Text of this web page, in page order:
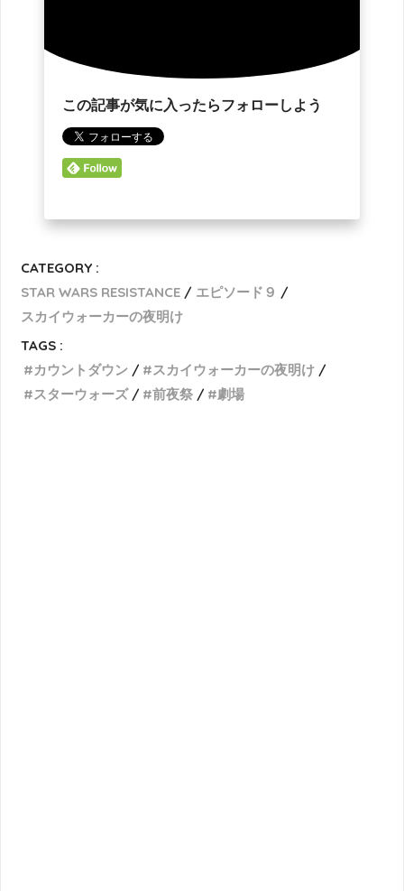
この記事が気に入ったらフォローしよう
CATEGORY :
STAR WARS RESISTANCE
エピソード９
スカイウォーカーの夜明け
TAGS :
カウントダウン
スカイウォーカーの夜明け
スターウォーズ
前夜祭 劇場